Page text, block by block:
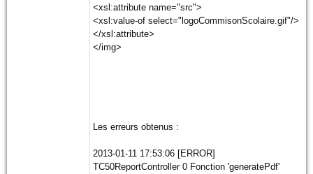
<xsl:attribute name="src">
<xsl:value-of select="logoCommisonScolaire.gif"/>
</xsl:attribute>
</img>
Les erreurs obtenus :
2013-01-11 17:53:06 [ERROR]
TC50ReportController 0 Fonction 'generatePdf'